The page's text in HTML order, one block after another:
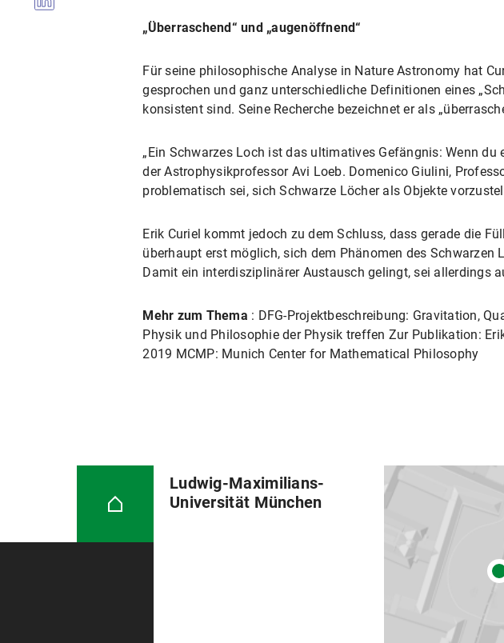
„Überraschend“ und „augenöffnend“
Für seine philosophische Analyse in Nature Astronomy hat
gesprochen und ganz unterschiedliche Definitionen eines
konsistent sind. Seine Recherche bezeichnet er als
„Ein Schwarzes Loch ist das ultimatives Gefängnis: Wenn
der Astrophysikprofessor Avi Loeb. Domenico Giulini,
problematisch sei, sich Schwarze Löcher als Objekte
Erik Curiel kommt jedoch zu dem Schluss, dass gerade die
überhaupt erst möglich, sich dem Phänomen des
Damit ein interdisziplinärer Austausch gelingt, sei allerdings
Mehr zum Thema : DFG-Projektbeschreibung: Gravitation,
Physik und Philosophie der Physik treffen Zur Publikation:
2019 MCMP: Munich Center for Mathematical Philosophy
Ludwig-Maximilians-
Universität München